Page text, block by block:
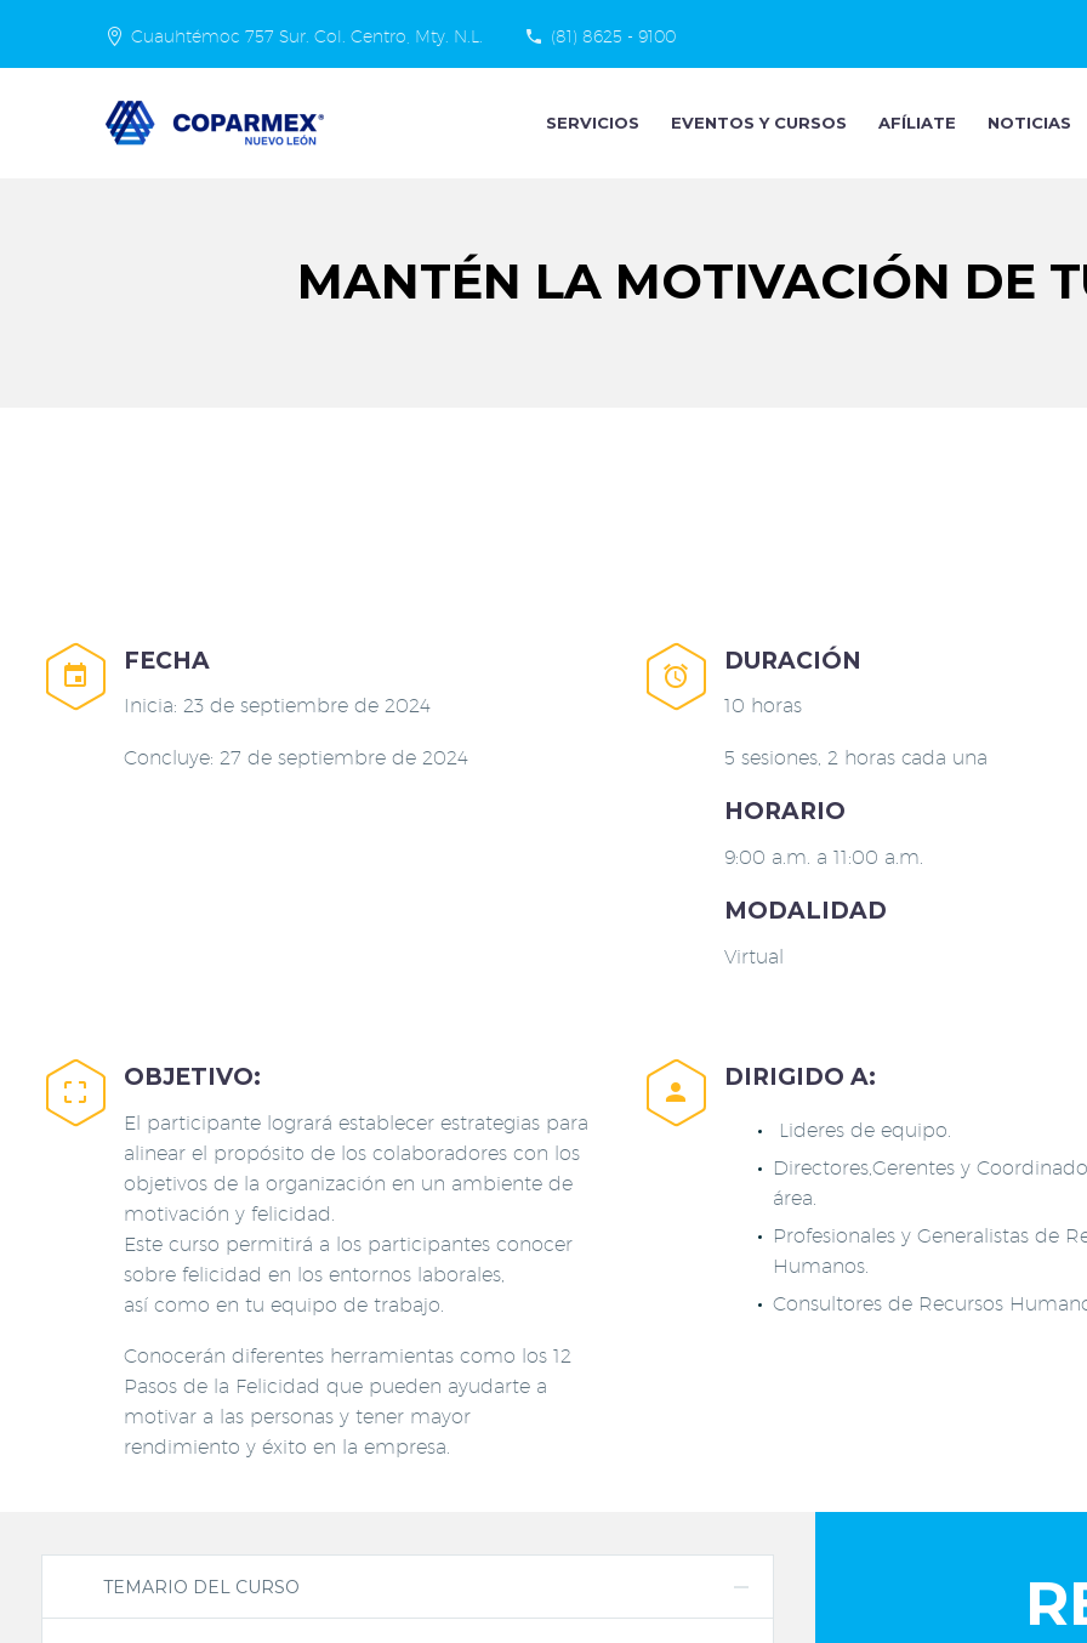
Cuauhtémoc 757 Sur. Col. Centro, Mty. N.L. (81) 8625 - 9100
SERVICIOS EVENTOS Y CURSOS AFÍLIATE NOTICIAS
MANTÉN LA MOTIVACIÓN DE


FECHA
Inicia: 23 de septiembre de 2024
Concluye: 27 de septiembre de 2024


DURACIÓN
10 horas
5 sesiones, 2 horas cada una
HORARIO
9:00 a.m. a 11:00 a.m.
MODALIDAD
Virtual


OBJETIVO:
El participante logrará establecer estrategias para
alinear el propósito de los colaboradores con los
objetivos de la organización en un ambiente de
motivación y felicidad.
Este curso permitirá a los participantes conocer
sobre felicidad en los entornos laborales,
así como en tu equipo de trabajo.
Conocerán diferentes herramientas como los 12
Pasos de la Felicidad que pueden ayudarte a
motivar a las personas y tener mayor
rendimiento y éxito en la empresa.


DIRIGIDO A:
Lideres de equipo.
Directores,Gerentes y
área.
Profesionales y Generalistas de
Humanos.
Consultores de Recursos
TEMARIO DEL CURSO